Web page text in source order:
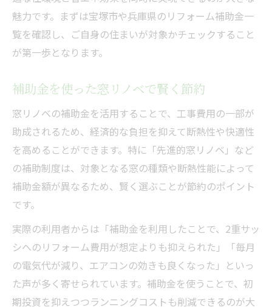
魅力です。まずは宝塚市や兵庫県のリフォーム補助金一
覧を確認し、ご自身の住まいが対象かチェックすること
が第一歩となります。
補助金を使った窓リノベで賢く節約
窓リノベの補助金を活用することで、工事費用の一部が
助成されるため、経済的な負担を抑えて断熱性や快適性
を高めることができます。特に「先進的窓リノベ」など
の補助制度は、対象となる窓の種類や断熱性能によって
補助金額が異なるため、賢く選ぶことが節約のポイント
です。
実際の利用者からは「補助金を利用したことで、2重サッ
シへのリフォーム費用が想定よりも抑えられた」「毎月
の電気代が減り、エアコンの効きも良くなった」といっ
た声が多く寄せられています。補助金を使うことで、初
期投資を抑えつつランニングコストも削減できるのが大